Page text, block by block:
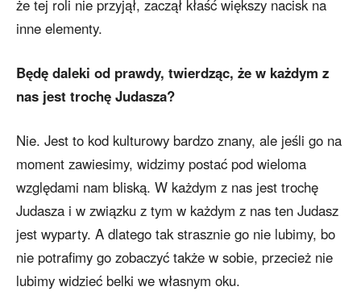
że tej roli nie przyjął, zaczął kłaść większy nacisk na
inne elementy.
Będę daleki od prawdy, twierdząc, że w każdym z
nas jest trochę Judasza?
Nie. Jest to kod kulturowy bardzo znany, ale jeśli go na
moment zawiesimy, widzimy postać pod wieloma
względami nam bliską. W każdym z nas jest trochę
Judasza i w związku z tym w każdym z nas ten Judasz
jest wyparty. A dlatego tak strasznie go nie lubimy, bo
nie potrafimy go zobaczyć także w sobie, przecież nie
lubimy widzieć belki we własnym oku.